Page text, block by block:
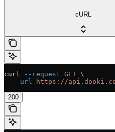
cURL
curl --request GET \
  --url
https://
200